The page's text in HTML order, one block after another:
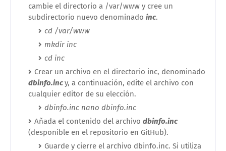
cambie el directorio a /var/www y cree un
subdirectorio nuevo denominado inc.
cd /var/www
mkdir inc
cd inc
Crear un archivo en el directorio inc, denominado
dbinfo.incy, a continuación, edite el archivo con
cualquier editor de su elección.
dbinfo.inc nano dbinfo.inc
Añada el contenido del archivo dbinfo.inc
(desponible en el repositorio en GitHub).
Guarde y cierre el archivo dbinfo.inc. Si utiliza